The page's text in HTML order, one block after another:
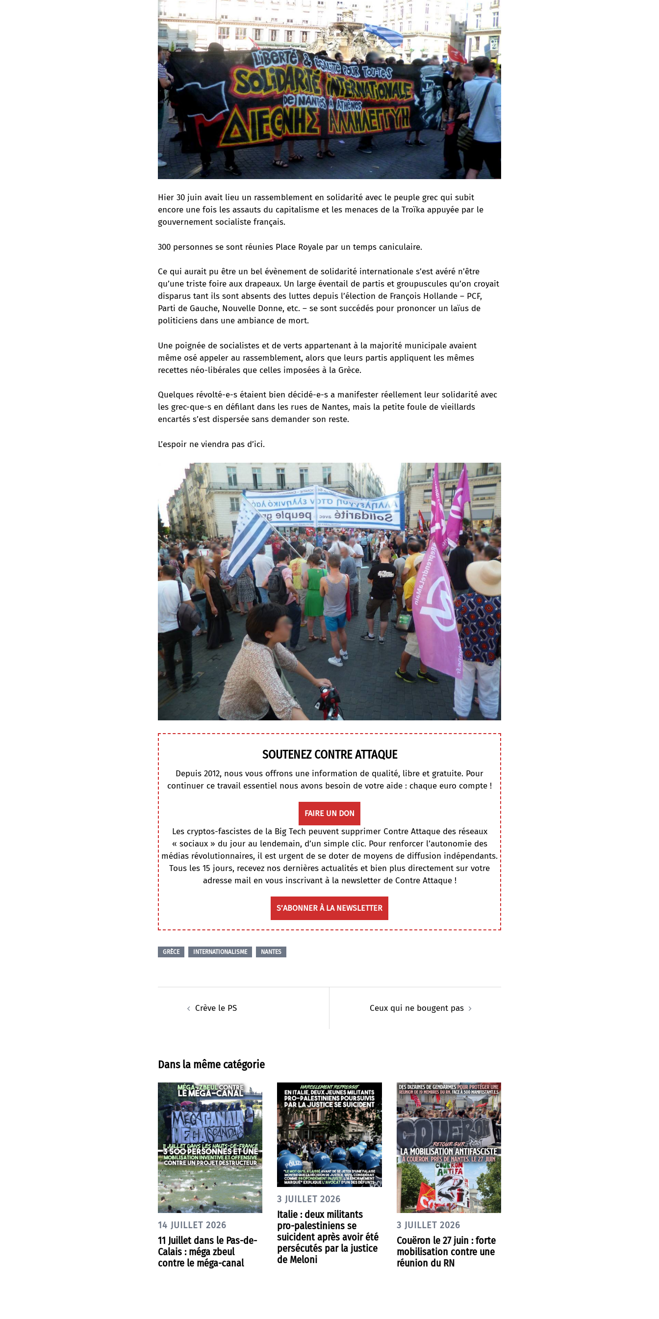
Hier 30 juin avait lieu un rassemblement en solidarité avec le peuple grec qui subit
encore une fois les assauts du capitalisme et les menaces de la Troïka appuyée par le
gouvernement socialiste français.
300 personnes se sont réunies Place Royale par un temps caniculaire.
Ce qui aurait pu être un bel évènement de solidarité internationale s’est avéré n’être
qu’une triste foire aux drapeaux. Un large éventail de partis et groupuscules qu’on croyait
disparus tant ils sont absents des luttes depuis l’élection de François Hollande – PCF,
Parti de Gauche, Nouvelle Donne, etc. – se sont succédés pour prononcer un laïus de
politiciens dans une ambiance de mort.
Une poignée de socialistes et de verts appartenant à la majorité municipale avaient
même osé appeler au rassemblement, alors que leurs partis appliquent les mêmes
recettes néo-libérales que celles imposées à la Grèce.
Quelques révolté-e-s étaient bien décidé-e-s a manifester réellement leur solidarité avec
les grec-que-s en défilant dans les rues de Nantes, mais la petite foule de vieillards
encartés s’est dispersée sans demander son reste.
L’espoir ne viendra pas d’ici.
SOUTENEZ CONTRE ATTAQUE
Depuis 2012, nous vous offrons une information de qualité, libre et gratuite. Pour
continuer ce travail essentiel nous avons besoin de votre aide : chaque euro compte !
FAIRE UN DON
Les cryptos-fascistes de la Big Tech peuvent supprimer Contre Attaque des réseaux
« sociaux » du jour au lendemain, d’un simple clic. Pour renforcer l’autonomie des
médias révolutionnaires, il est urgent de se doter de moyens de diffusion indépendants.
Tous les 15 jours, recevez nos dernières actualités et bien plus directement sur votre
adresse mail en vous inscrivant à la newsletter de Contre Attaque !
S’ABONNER À LA NEWSLETTER
GRÈCE INTERNATIONALISME NANTES
d’articleCrève le PS Ceux qui ne bougent pas
Dans la même catégorie
14 JUILLET 2026
11 Juillet dans le Pas-de-
Calais : méga zbeul
contre le méga-canal
3 JUILLET 2026
Italie : deux militants
pro-palestiniens se
suicident après avoir été
persécutés par la justice
de Meloni
3 JUILLET 2026
Couëron le 27 juin : forte
mobilisation contre une
réunion du RN